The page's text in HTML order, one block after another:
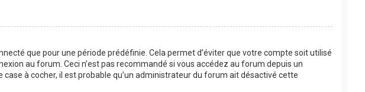
que pour une période prédéfinie. Cela permet d’éviter que votre compte soit utilisé
au forum. Ceci n’est pas recommandé si vous accédez au forum depuis un
à cocher, il est probable qu’un administrateur du forum ait désactivé cette